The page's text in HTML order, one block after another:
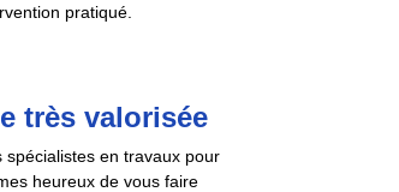
pratiqué.
très valorisée
en travaux pour
heureux de vous faire